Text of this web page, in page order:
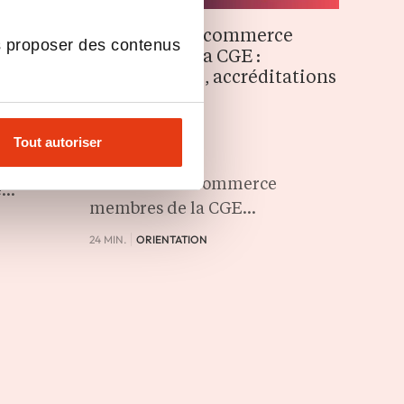
des contenus
Tout autoriser
Les écoles de commerce
membres de la CGE :
recrutements, accréditations
et campus
25 MAI 2026
Les écoles de commerce
membres de la CGE…
24 MIN. ORIENTATION